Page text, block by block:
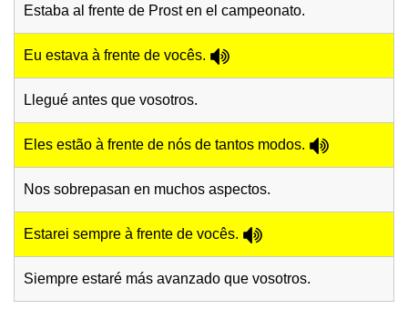
Estaba al frente de Prost en el campeonato.
Eu estava à frente de vocês.
Llegué antes que vosotros.
Eles estão à frente de nós de tantos modos.
Nos sobrepasan en muchos aspectos.
Estarei sempre à frente de vocês.
Siempre estaré más avanzado que vosotros.